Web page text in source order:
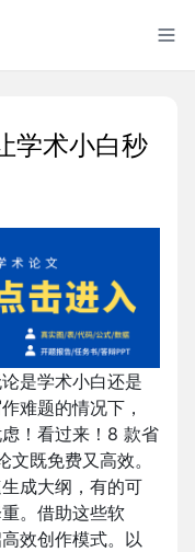
学术小白秒
是学术小白还是
难题的情况下，
！看过来！8 款省
既免费又高效。
成大纲，有的可
。借助这些软
效创作模式。以